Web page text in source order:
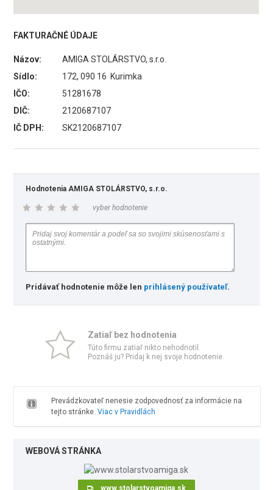
FAKTURAČNÉ ÚDAJE
Názov:
AMIGA STOLÁRSTVO, s.r.o.
Sídlo:
172, 090 16 Kurimka
IČO:
51281678
DIČ:
2120687107
IČ DPH:
SK2120687107
Hodnotenia AMIGA STOLÁRSTVO, s.r.o.
vyber hodnotenie
Pridávať hodnotenie môže len prihlásený používateľ.
Zatiaľ bez hodnotenia
Túto firmu zatiaľ nikto nehodnotil.
Poznáš ju? Pridaj k nej svoje hodnotenie.
Prevádzkovateľ nenesie zodpovednosť za informácie na
tejto stránke. Viac v Pravidlách
WEBOVÁ STRÁNKA
www.stolarstvoamiga.sk